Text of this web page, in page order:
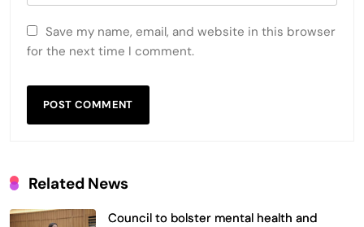
Save my name, email, and website in this browser
for the next time I comment.
Related News
Council to bolster mental health and